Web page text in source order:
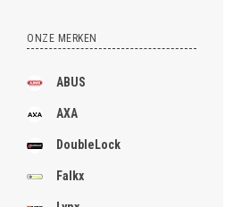
ONZE MERKEN
ABUS
AXA
DoubleLock
Falkx